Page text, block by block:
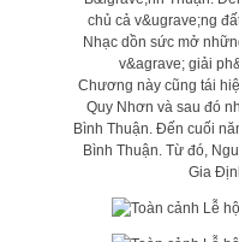
Chương này cũng tái
Quy Nhơn và sau đó
Bình Thuận. Đến cuối
Bình Thuận. Từ đó,
Gia